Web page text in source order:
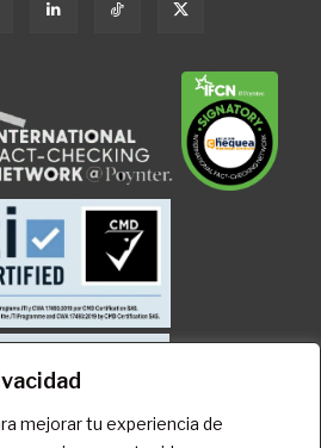
mejorar tu experiencia de